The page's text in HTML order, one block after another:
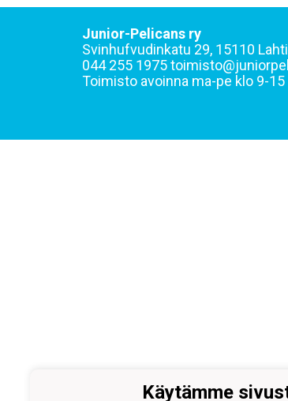
Junior-Pelicans ry
Svinhufvudinkatu 29, 15110 Lahti
044 255 1975
Toimisto avoinna ma-pe klo 9-15
Käytämme